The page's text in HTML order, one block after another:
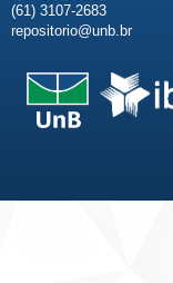
(61) 3107-2683
repositorio@unb.br